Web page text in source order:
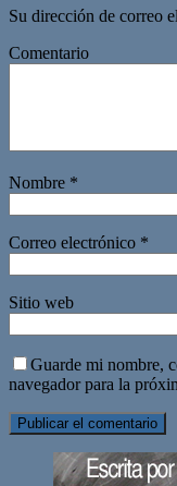
Su dirección de correo
Comentario
Nombre *
Correo electrónico *
Sitio web
Guarde mi nombre,
navegador para la